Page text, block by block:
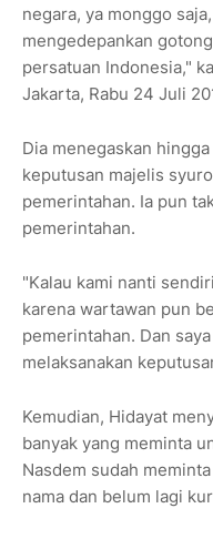
negara, ya monggo
mengedepankan
persatuan Indonesia,"
Jakarta, Rabu 24 Juli
Dia menegaskan
keputusan majelis
pemerintahan. Ia pun
pemerintahan.
"Kalau kami nanti
karena wartawan pun
pemerintahan. Dan
melaksanakan
Kemudian, Hidayat
banyak yang meminta
Nasdem sudah meminta
nama dan belum lagi